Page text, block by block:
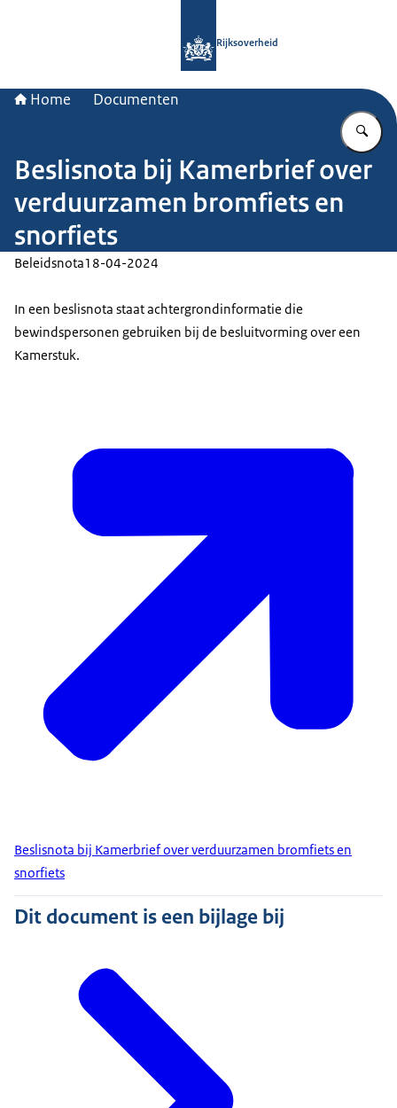
Rijksoverheid
Home Documenten
Beslisnota bij Kamerbrief over
verduurzamen bromfiets en
snorfiets
Beleidsnota18-04-2024
In een beslisnota staat achtergrondinformatie die
bewindspersonen gebruiken bij de besluitvorming over een
Kamerstuk.
Beslisnota bij Kamerbrief over verduurzamen bromfiets en
snorfiets
Dit document is een bijlage bij